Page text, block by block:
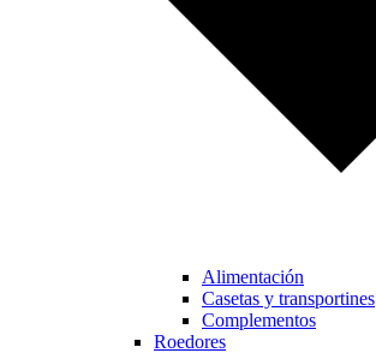
Alimentación
Casetas y transportines
Complementos
Roedores